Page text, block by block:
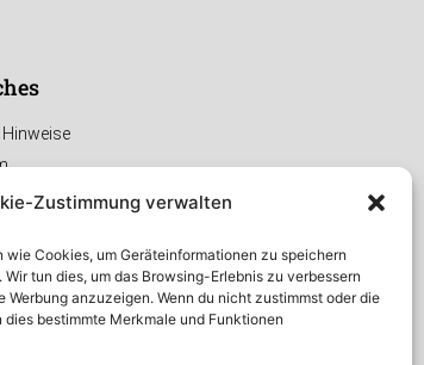
Zustimmung verwalten
Cookies, um Geräteinformationen zu speichern
tun dies, um das Browsing-Erlebnis zu verbessern
Werbung anzuzeigen. Wenn du nicht zustimmst oder die
bestimmte Merkmale und Funktionen